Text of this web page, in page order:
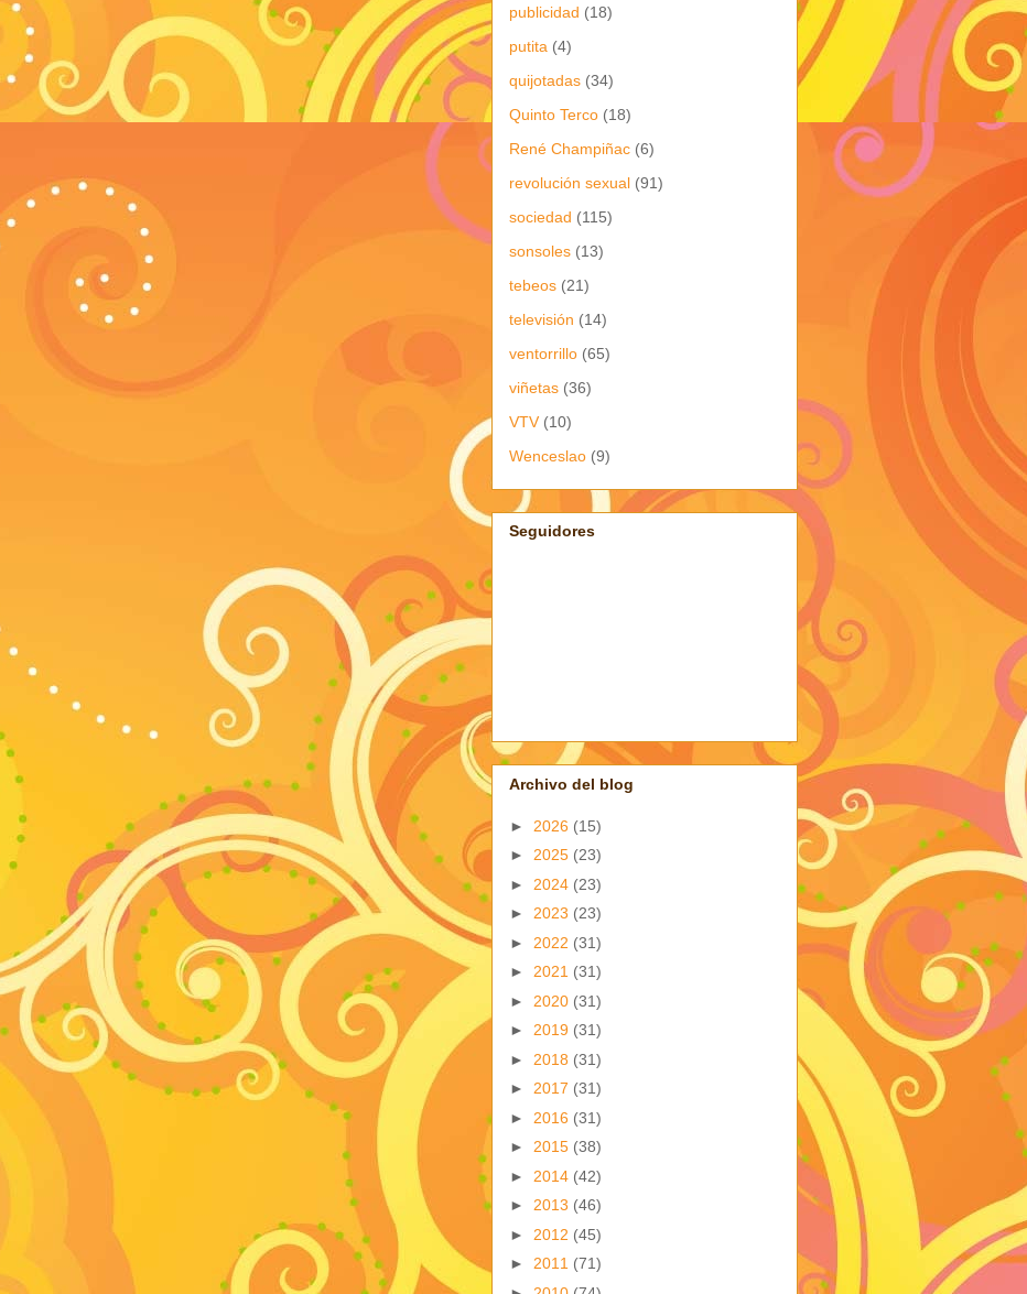
publicidad (18)
putita (4)
quijotadas (34)
Quinto Terco (18)
René Champiñac (6)
revolución sexual (91)
sociedad (115)
sonsoles (13)
tebeos (21)
televisión (14)
ventorrillo (65)
viñetas (36)
VTV (10)
Wenceslao (9)
Seguidores
Archivo del blog
► 2026 (15)
► 2025 (23)
► 2024 (23)
► 2023 (23)
► 2022 (31)
► 2021 (31)
► 2020 (31)
► 2019 (31)
► 2018 (31)
► 2017 (31)
► 2016 (31)
► 2015 (38)
► 2014 (42)
► 2013 (46)
► 2012 (45)
► 2011 (71)